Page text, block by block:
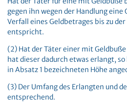
gegen ihn wegen der Handlung
Verfall eines Geldbetrages bis zu
entspricht.
(2) Hat der Täter einer mit
hat dieser dadurch etwas erlangt,
in Absatz 1 bezeichneten Höhe
(3) Der Umfang des Erlangten und
entsprechend.